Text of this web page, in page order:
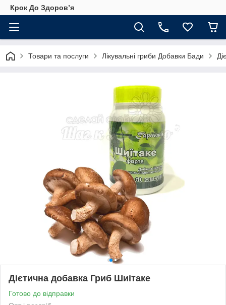
Крок До Здоровʼя
Товари та послуги Лікувальні гриби Добавки Бади
Дієтична добавка Гриб Шиітаке
Готово до відправки